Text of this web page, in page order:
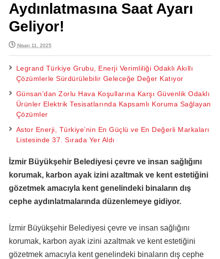
Aydınlatmasına Saat Ayarı
Geliyor!
Nisan 11, 2025
Legrand Türkiye Grubu, Enerji Verimliliği Odaklı Akıllı
Çözümlerle Sürdürülebilir Geleceğe Değer Katıyor
Günsan’dan Zorlu Hava Koşullarına Karşı Güvenlik Odaklı
Ürünler Elektrik Tesisatlarında Kapsamlı Koruma Sağlayan
Çözümler
Astor Enerji, Türkiye’nin En Güçlü ve En Değerli Markaları
Listesinde 37. Sırada Yer Aldı
İzmir Büyükşehir Belediyesi çevre ve insan sağlığını
korumak, karbon ayak izini azaltmak ve kent estetiğini
gözetmek amacıyla kent genelindeki binaların dış
cephe aydınlatmalarında düzenlemeye gidiyor.
İzmir Büyükşehir Belediyesi çevre ve insan sağlığını
korumak, karbon ayak izini azaltmak ve kent estetiğini
gözetmek amacıyla kent genelindeki binaların dış cephe